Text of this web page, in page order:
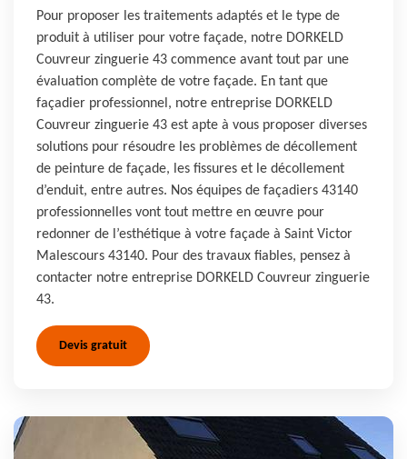
Pour proposer les traitements adaptés et le type de
produit à utiliser pour votre façade, notre DORKELD
Couvreur zinguerie 43 commence avant tout par une
évaluation complète de votre façade. En tant que
façadier professionnel, notre entreprise DORKELD
Couvreur zinguerie 43 est apte à vous proposer diverses
solutions pour résoudre les problèmes de décollement
de peinture de façade, les fissures et le décollement
d’enduit, entre autres. Nos équipes de façadiers 43140
professionnelles vont tout mettre en œuvre pour
redonner de l’esthétique à votre façade à Saint Victor
Malescours 43140. Pour des travaux fiables, pensez à
contacter notre entreprise DORKELD Couvreur zinguerie
43.
Devis gratuit